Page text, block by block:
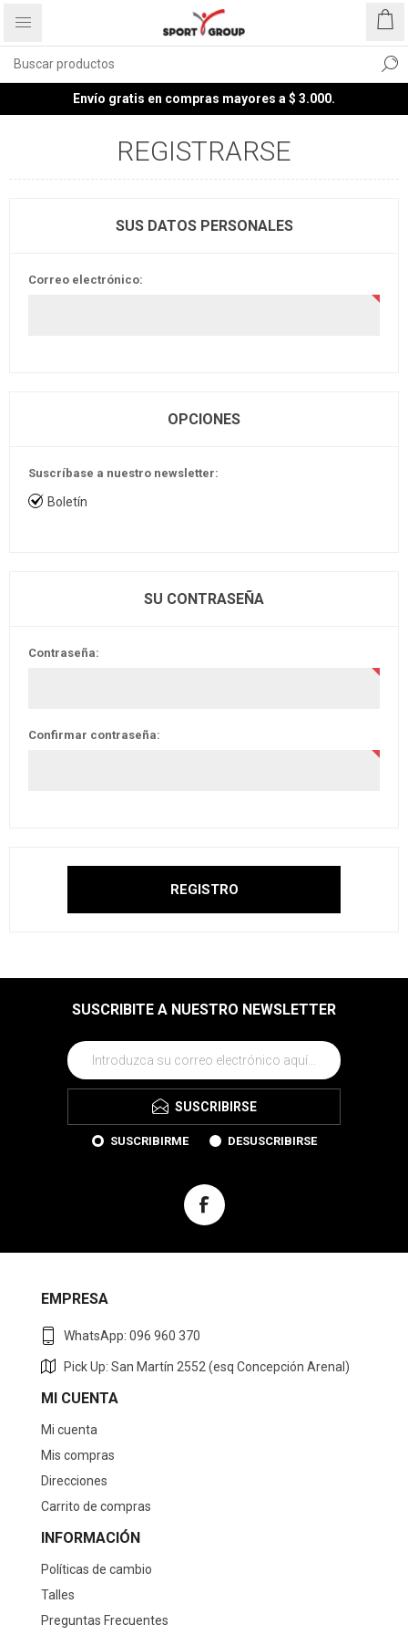
Envío gratis en compras mayores a $ 3.000.
REGISTRARSE
SUS DATOS PERSONALES
Correo electrónico:
OPCIONES
Suscríbase a nuestro newsletter:
Boletín
SU CONTRASEÑA
Contraseña:
Confirmar contraseña:
SUSCRIBITE A NUESTRO NEWSLETTER
SUSCRIBIRSE
SUSCRIBIRME DESUSCRIBIRSE
EMPRESA
WhatsApp: 096 960 370
Pick Up: San Martín 2552 (esq Concepción Arenal)
MI CUENTA
Mi cuenta
Mis compras
Direcciones
Carrito de compras
INFORMACIÓN
Políticas de cambio
Talles
Preguntas Frecuentes